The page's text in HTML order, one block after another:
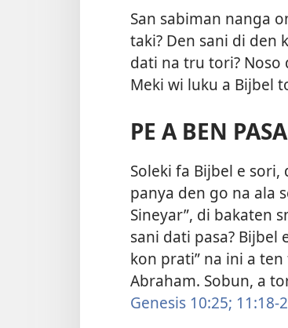
San sabiman nanga
taki? Den sani di den
dati na tru tori? Noso
Meki wi luku a Bijbel
PE A BEN
Soleki fa Bijbel e
panya den go na ala
Sineyar”, di bakaten
sani dati pasa? Bijbel
kon prati” na ini a
Abraham. Sobun, a
Genesis 10:25; 11:18-